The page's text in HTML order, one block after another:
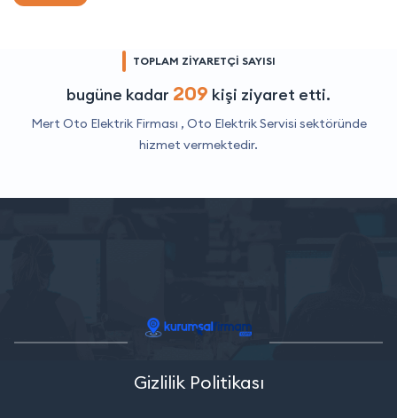
TOPLAM ZİYARETÇİ SAYISI
bugüne kadar 209 kişi ziyaret etti.
Mert Oto Elektrik Firması , Oto Elektrik Servisi sektöründe
hizmet vermektedir.
Gizlilik Politikası